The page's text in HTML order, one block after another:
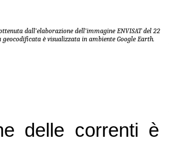
dall’elaborazione dell’immagine ENVISAT del 22
geocodificata è visualizzata in ambiente Google Earth.
delle correnti